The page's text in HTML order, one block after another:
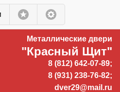
Металлические двери
"Красный Щит"
8 (812) 642-07-89;
8 (931) 238-76-82;
dver29@mail.ru